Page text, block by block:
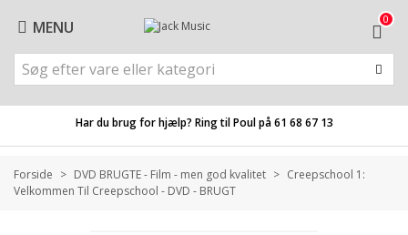
MENU 0
Har du brug for hjælp? Ring til Poul på61 68 67 13
Forside > DVD BRUGTE - Film - men god kvalitet > Creepschool 1:
Velkommen Til Creepschool - DVD - BRUGT